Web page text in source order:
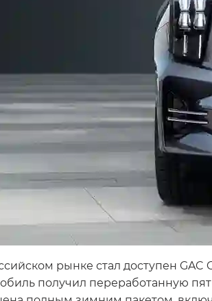
рынке стал доступен
получил переработанную